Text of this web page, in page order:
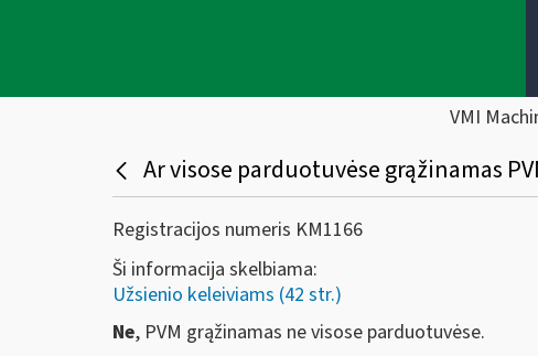
VMI
Ar visose parduotuvėse grąžinamas
Registracijos numeris KM1166
Ši informacija skelbiama:
Užsienio keleiviams (42 str.)
Ne, PVM grąžinamas ne visose parduotuvėse.